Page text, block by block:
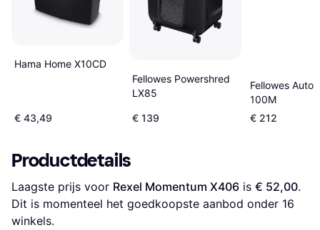
Hama Home X10CD
€ 43,49
Fellowes Powershred
LX85
€ 139
Fellowes
100M
€ 212
Productdetails
Laagste prijs voor Rexel Momentum X406 is € 52,00.
Dit is momenteel het goedkoopste aanbod onder 16
winkels.